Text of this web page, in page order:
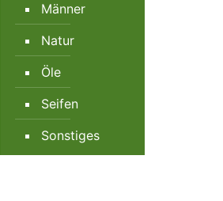
Männer
Natur
Öle
Seifen
Sonstiges